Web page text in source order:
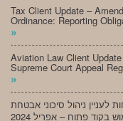
Tax Client Update –
Ordinance: Reporting
»
Aviation Law Client
Supreme Court Appeal
»
לעניין ניהול סיכוני אבטחת